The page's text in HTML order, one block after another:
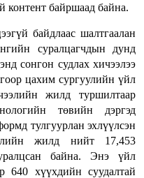
контент байршаад байна.
байдлаас шалтгаалан
суралцагчдын дунд
сонгон судлах хичээлээ
цахим сургуулийн үйл
жилд туршилтаар
төвийн дэргэд
тулгуурлан эхлүүлсэн
жилд нийт 17,453
байна. Энэ үйл
640 хүүхдийн суудалтай